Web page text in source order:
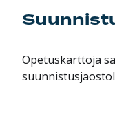
Opetuskarttoja